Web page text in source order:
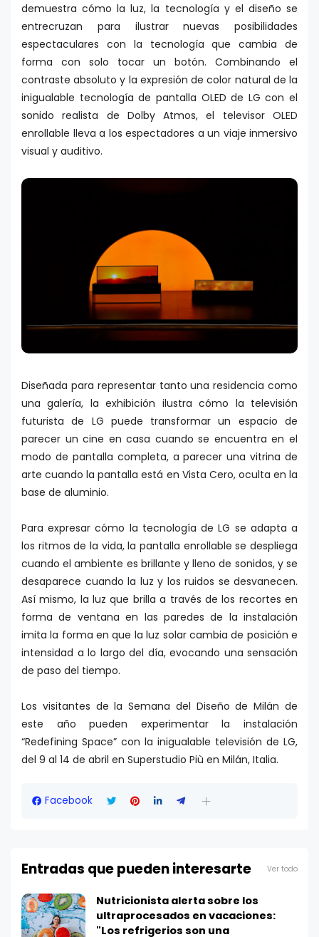
demuestra cómo la luz, la tecnología y el diseño se
entrecruzan para ilustrar nuevas posibilidades
espectaculares con la tecnología que cambia de
forma con solo tocar un botón. Combinando el
contraste absoluto y la expresión de color natural de la
inigualable tecnología de pantalla OLED de LG con el
sonido realista de Dolby Atmos, el televisor OLED
enrollable lleva a los espectadores a un viaje inmersivo
visual y auditivo.
Diseñada para representar tanto una residencia como
una galería, la exhibición ilustra cómo la televisión
futurista de LG puede transformar un espacio de
parecer un cine en casa cuando se encuentra en el
modo de pantalla completa, a parecer una vitrina de
arte cuando la pantalla está en Vista Cero, oculta en la
base de aluminio.
Para expresar cómo la tecnología de LG se adapta a
los ritmos de la vida, la pantalla enrollable se despliega
cuando el ambiente es brillante y lleno de sonidos, y se
desaparece cuando la luz y los ruidos se desvanecen.
Así mismo, la luz que brilla a través de los recortes en
forma de ventana en las paredes de la instalación
imita la forma en que la luz solar cambia de posición e
intensidad a lo largo del día, evocando una sensación
de paso del tiempo.
Los visitantes de la Semana del Diseño de Milán de
este año pueden experimentar la instalación
“Redefining Space” con la inigualable televisión de LG,
del 9 al 14 de abril en Superstudio Più en Milán, Italia.
Facebook
Entradas que pueden interesarte Ver todo
Nutricionista alerta sobre los
ultraprocesados en vacaciones:
"Los refrigerios son una